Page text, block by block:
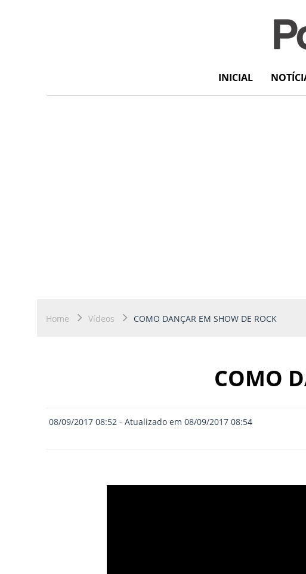
INICIAL
Home Vídeos COMO DANÇAR EM SHOW DE ROCK
COMO
08/09/2017 08:52 - Atualizado em 08/09/2017 08:54